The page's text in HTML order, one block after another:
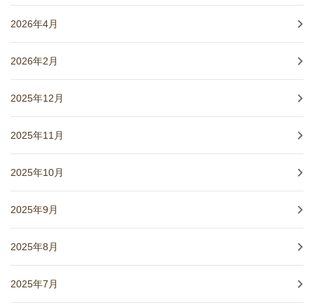
2026年4月
2026年2月
2025年12月
2025年11月
2025年10月
2025年9月
2025年8月
2025年7月